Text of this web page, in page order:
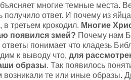
многие темные места.
получило ответ. И почему из
в третьем крокодил. Многие
появился змей? Почему нам
ответы понимает что кладезь
к выводу что, для
образы. Так появилось
возникали те или иные образы.